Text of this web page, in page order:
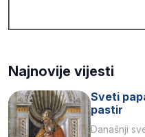
Najnovije vijesti
Sveti
pastir
Današnji